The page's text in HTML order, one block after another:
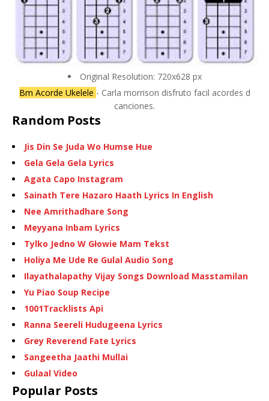
Original Resolution: 720x628 px
Bm Acorde Ukelele - Carla morrison disfruto facil acordes d
canciones.
Random Posts
Jis Din Se Juda Wo Humse Hue
Gela Gela Gela Lyrics
Agata Capo Instagram
Sainath Tere Hazaro Haath Lyrics In English
Nee Amrithadhare Song
Meyyana Inbam Lyrics
Tylko Jedno W Głowie Mam Tekst
Holiya Me Ude Re Gulal Audio Song
Ilayathalapathy Vijay Songs Download Masstamilan
Yu Piao Soup Recipe
1001Tracklists Api
Ranna Seereli Hudugeena Lyrics
Grey Reverend Fate Lyrics
Sangeetha Jaathi Mullai
Gulaal Video
Popular Posts